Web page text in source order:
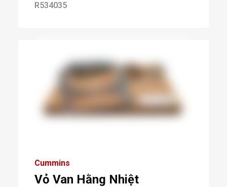
R534035
Cummins
Vỏ Van Hằng Nhiệt